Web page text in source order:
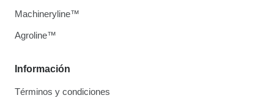
Información
Términos y condiciones
Machineryline™
Agroline™